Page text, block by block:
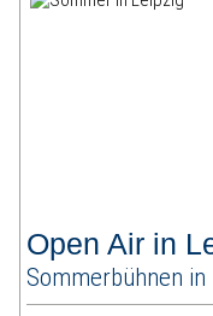
Open Air in
Sommerbühnen in